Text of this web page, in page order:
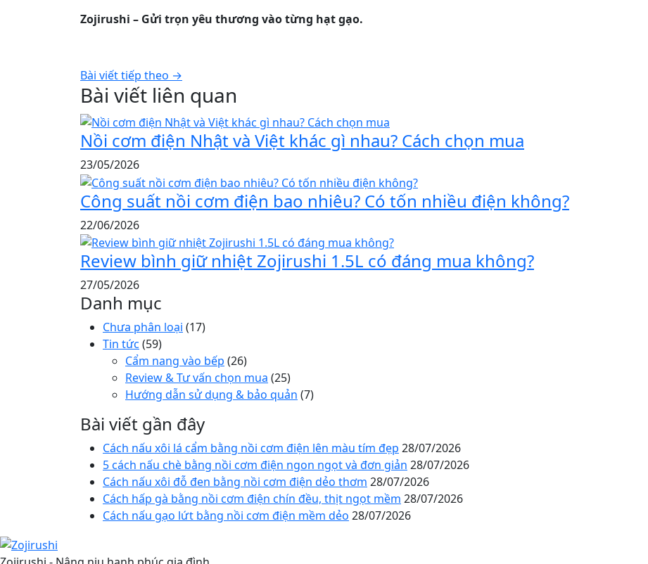
Zojirushi – Gửi trọn yêu thương vào từng hạt gạo.
Bài viết tiếp theo →
Bài viết liên quan
Nồi cơm điện Nhật và Việt khác gì nhau? Cách chọn mua
23/05/2026
Công suất nồi cơm điện bao nhiêu? Có tốn nhiều điện không?
22/06/2026
Review bình giữ nhiệt Zojirushi 1.5L có đáng mua không?
27/05/2026
Danh mục
Chưa phân loại (17)
Tin tức (59)
Cẩm nang vào bếp (26)
Review & Tư vấn chọn mua (25)
Hướng dẫn sử dụng & bảo quản (7)
Bài viết gần đây
Cách nấu xôi lá cẩm bằng nồi cơm điện lên màu tím đẹp 28/07/2026
5 cách nấu chè bằng nồi cơm điện ngon ngọt và đơn giản 28/07/2026
Cách nấu xôi đỗ đen bằng nồi cơm điện dẻo thơm 28/07/2026
Cách hấp gà bằng nồi cơm điện chín đều, thịt ngọt mềm 28/07/2026
Cách nấu gạo lứt bằng nồi cơm điện mềm dẻo 28/07/2026